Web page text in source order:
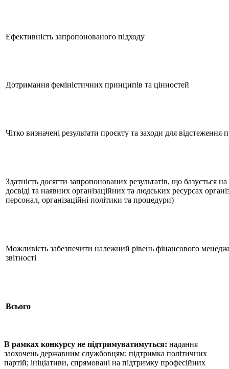
Ефективність запропонованого підходу
Дотримання феміністичних принципів та цінностей
Чітко визначені результати проєкту та заходи для відстеження
Здатність досягти запропонованих результатів, що базується
досвіді та наявних організаційних та людських ресурсах
персонал, організаційні політики та процедури)
Можливість забезпечити належний рівень фінансового
звітності
Всього
В рамках конкурсу не підтримуватимуться: надання
заохочень державним службовцям; підтримка політичних
партій; ініціативи, спрямовані на підтримку професійних